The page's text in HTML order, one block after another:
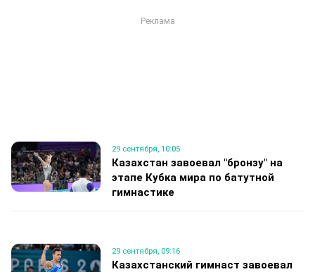
29 сентября, 10:05
Казахстан завоевал "бронзу" на
этапе Кубка мира по батутной
гимнастике
29 сентября, 09:16
Казахстанский гимнаст завоевал